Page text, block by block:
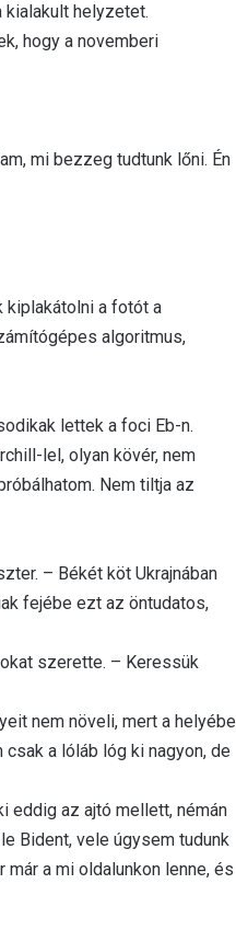
kialakult helyzetet.
hogy a novemberi
mi bezzeg tudtunk lőni. Én
kiplakátolni a fotót a
algoritmus,
lettek a foci Eb-n.
lel, olyan kövér, nem
Nem tiltja az
– Békét köt Ukrajnában
fejébe ezt az öntudatos,
szerette. – Keressük
nem növeli, mert a helyébe
a lóláb lóg ki nagyon, de
eddig az ajtó mellett, némán
Bident, vele úgysem tudunk
a mi oldalunkon lenne, és